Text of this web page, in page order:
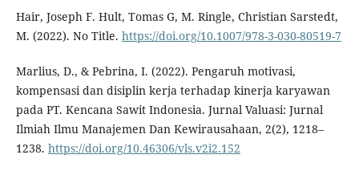
Hair, Joseph F. Hult, Tomas G, M. Ringle, Christian Sarstedt,
M. (2022). No Title. https://doi.org/10.1007/978-3-030-80519-7
Marlius, D., & Pebrina, I. (2022). Pengaruh motivasi,
kompensasi dan disiplin kerja terhadap kinerja karyawan
pada PT. Kencana Sawit Indonesia. Jurnal Valuasi: Jurnal
Ilmiah Ilmu Manajemen Dan Kewirausahaan, 2(2), 1218–
1238. https://doi.org/10.46306/vls.v2i2.152